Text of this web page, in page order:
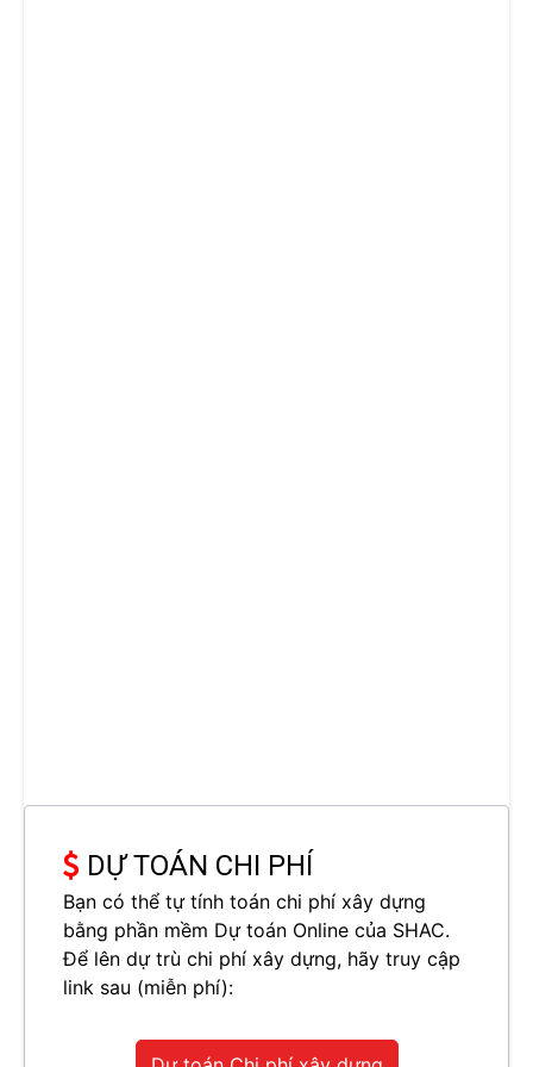
DỰ TOÁN CHI PHÍ
Bạn có thể tự tính toán chi phí xây dựng
bằng phần mềm Dự toán Online của SHAC.
Để lên dự trù chi phí xây dựng, hãy truy cập
link sau (miễn phí):